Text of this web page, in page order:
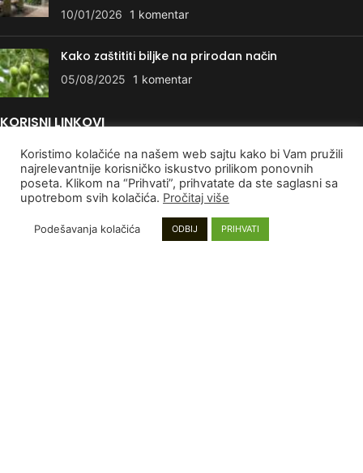
10/01/2026 1 komentar
Kako zaštititi biljke na prirodan način
05/08/2025 1 komentar
KORISNI LINKOVI
Politika Privatnosti
Uslovi korišćenja
Autorska Prava
Koristimo kolačiće na našem web sajtu kako bi Vam pružili
najrelevantnije korisničko iskustvo prilikom ponovnih
poseta. Klikom na “Prihvati”, prihvatate da ste saglasni sa
upotrebom svih kolačića. Pročitaj više
Podešavanja kolačića ODBIJ PRIHVATI